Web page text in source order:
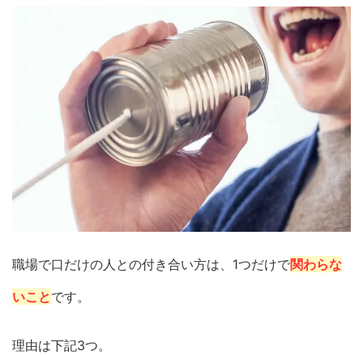
職場で口だけの人との付き合い方は、1つだけで関わらな
いことです。
理由は下記3つ。